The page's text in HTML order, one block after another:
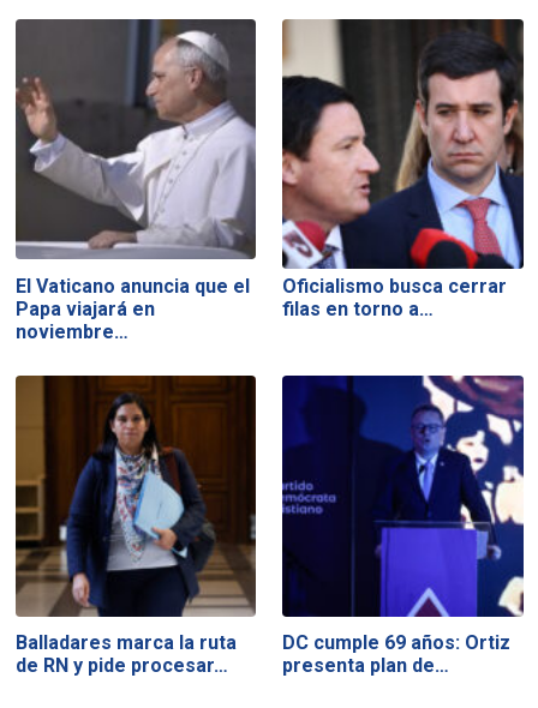
El Vaticano anuncia que el
Papa viajará en
noviembre…
Oficialismo busca cerrar
filas en torno a…
Balladares marca la ruta
de RN y pide procesar…
DC cumple 69 años: Ortiz
presenta plan de…